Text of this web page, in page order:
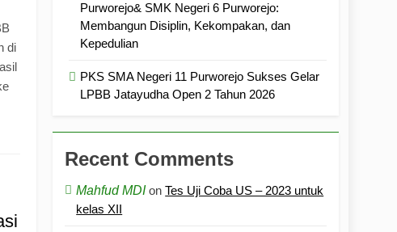
di
Purworejo& SMK Negeri 6 Purworejo:
Membangun Disiplin, Kekompakan, dan
Kepedulian
PKS SMA Negeri 11 Purworejo Sukses Gelar
LPBB Jatayudha Open 2 Tahun 2026
Recent Comments
Mahfud MDIonTes Uji Coba US – 2023 untuk
kelas XII